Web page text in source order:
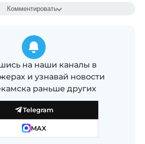
Комментировать
на наши каналы в
и узнавай новости
раньше других
Telegram
MAX